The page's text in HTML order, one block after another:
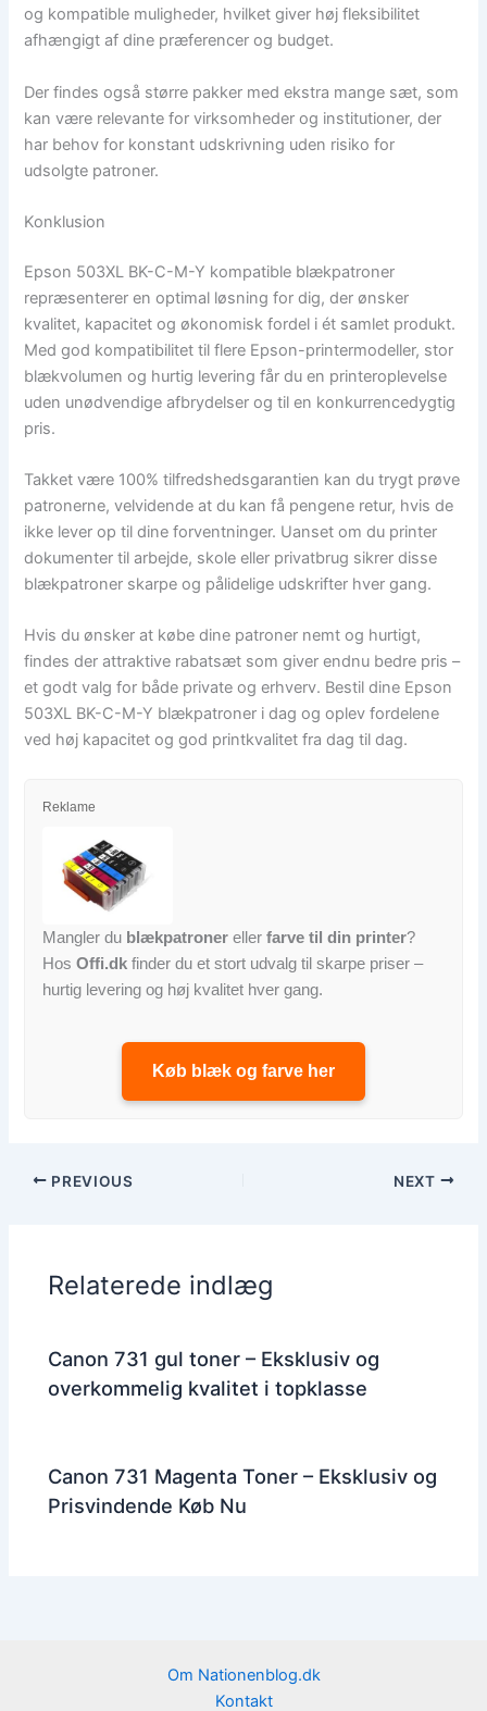
og kompatible muligheder, hvilket giver høj fleksibilitet
afhængigt af dine præferencer og budget.
Der findes også større pakker med ekstra mange sæt, som
kan være relevante for virksomheder og institutioner, der
har behov for konstant udskrivning uden risiko for
udsolgte patroner.
Konklusion
Epson 503XL BK-C-M-Y kompatible blækpatroner
repræsenterer en optimal løsning for dig, der ønsker
kvalitet, kapacitet og økonomisk fordel i ét samlet produkt.
Med god kompatibilitet til flere Epson-printermodeller, stor
blækvolumen og hurtig levering får du en printeroplevelse
uden unødvendige afbrydelser og til en konkurrencedygtig
pris.
Takket være 100% tilfredshedsgarantien kan du trygt prøve
patronerne, velvidende at du kan få pengene retur, hvis de
ikke lever op til dine forventninger. Uanset om du printer
dokumenter til arbejde, skole eller privatbrug sikrer disse
blækpatroner skarpe og pålidelige udskrifter hver gang.
Hvis du ønsker at købe dine patroner nemt og hurtigt,
findes der attraktive rabatsæt som giver endnu bedre pris –
et godt valg for både private og erhverv. Bestil dine Epson
503XL BK-C-M-Y blækpatroner i dag og oplev fordelene
ved høj kapacitet og god printkvalitet fra dag til dag.
Reklame
Mangler du blækpatroner ellerfarve til din printer?
HosOffi.dk finder du et stort udvalg til skarpe priser –
hurtig levering og høj kvalitet hver gang.
Køb blæk og farve her
PREVIOUS NEXT
Relaterede indlæg
Canon 731 gul toner – Eksklusiv og
overkommelig kvalitet i topklasse
Canon 731 Magenta Toner – Eksklusiv og
Prisvindende Køb Nu
Om Nationenblog.dk
Kontakt